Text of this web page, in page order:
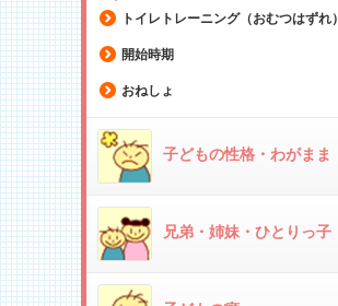
トイレトレーニング（おむつはずれ）
開始時期
おねしょ
子どもの性格・わがまま
兄弟・姉妹・ひとりっ子